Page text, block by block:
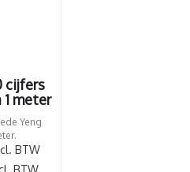
cijfers
1 meter
Yeng
BTW